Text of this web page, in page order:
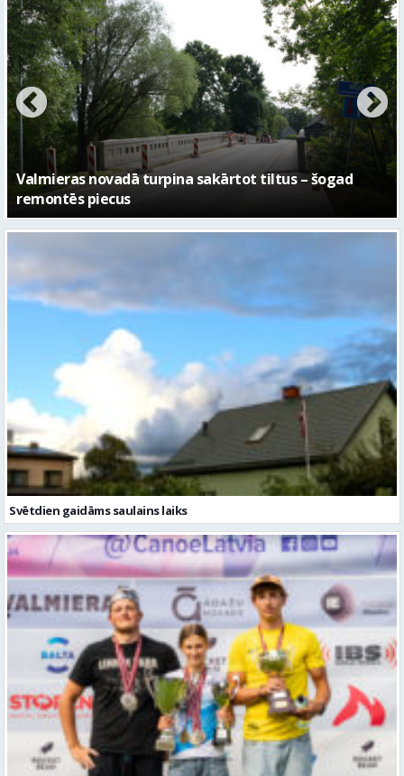
No pagaidu teātra līdz laikmetīgās kultūras centram
– kā attīstīsies “Kurtuve”
Svētdien gaidāms saulains laiks